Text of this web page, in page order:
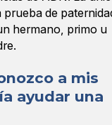
prueba de
hermano, primo u
a mis
ayudar una